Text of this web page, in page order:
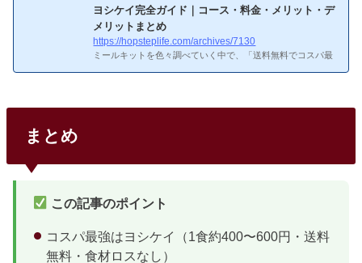
シックスの特徴・料金・メリット・デメリットをざっくりま
とめつつ、もっと詳しく知りたい方向けに個別記事へのリン
クも載せています。オイシックスってよく聞くけど、ぶっち
ゃけどんなサービスなの？オイシックスとは｜サービスの概
要オイシッ...
ヨシケイ完全ガイド｜コース・料金・メリット・デ
メリットまとめ
https://hopsteplife.com/archives/7130
ミールキットを色々調べていく中で、「送料無料でコスパ最
ったので、この記事でヨシケイのコース・料金・メリット・
0の営業所があって、自社スタッフが毎日配達してくれま
まとめ
この記事のポイント
コスパ最強はヨシケイ（1食約400〜600円・送料
無料・食材ロスなし）